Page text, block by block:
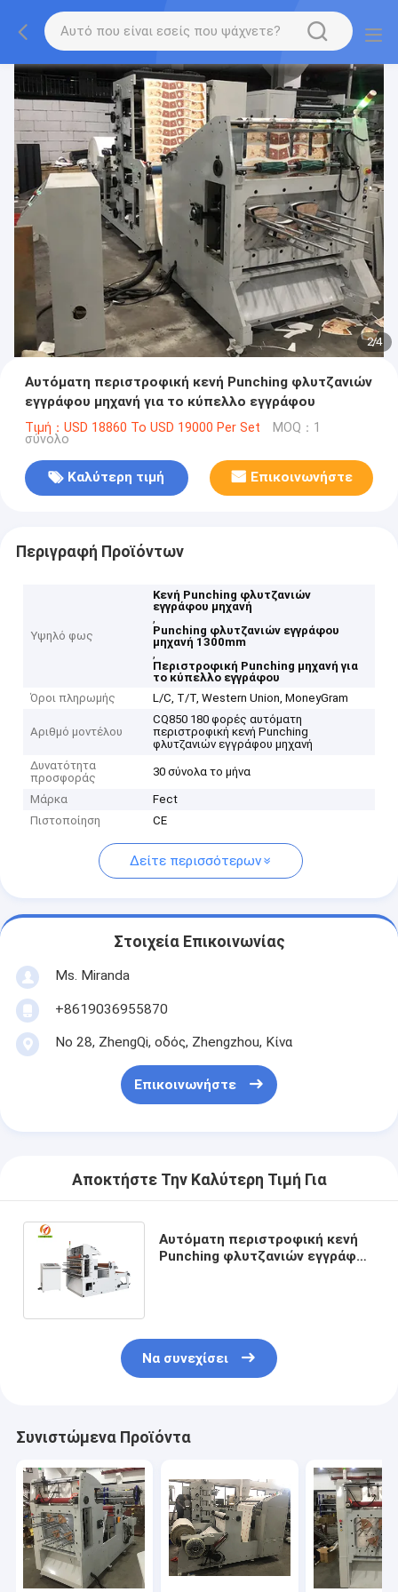
2/4
Αυτόματη περιστροφική κενή Punching φλυτζανιών
εγγράφου μηχανή για το κύπελλο εγγράφου
Τιμή：USD 18860 To USD 19000 Per Set MOQ：1
σύνολο
Καλύτερη τιμή Επικοινωνήστε
Περιγραφή Προϊόντων
Υψηλό φως
Κενή Punching φλυτζανιών
εγγράφου μηχανή
,
Punching φλυτζανιών εγγράφου
μηχανή 1300mm
,
Περιστροφική Punching μηχανή για
το κύπελλο εγγράφου
Όροι πληρωμής
L/C, T/T, Western Union, MoneyGram
Αριθμό μοντέλου
CQ850 180 φορές αυτόματη
περιστροφική κενή Punching
φλυτζανιών εγγράφου μηχανή
Δυνατότητα
προσφοράς
30 σύνολα το μήνα
Μάρκα
Fect
Πιστοποίηση
CE
Δείτε περισσότερων
Στοιχεία Επικοινωνίας
Ms. Miranda
+8619036955870
Νο 28, ZhengQi, οδός, Zhengzhou, Κίνα
Επικοινωνήστε
Αποκτήστε Την Καλύτερη Τιμή Για
Αυτόματη περιστροφική κενή
Punching φλυτζανιών εγγράφου
Να συνεχίσει
Συνιστώμενα Προϊόντα